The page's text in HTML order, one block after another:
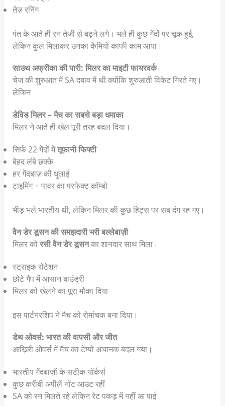
तेज़ रनिंग
पंत के आते ही रन तेजी से बढ़ने लगे। भले ही कुछ गेंदों पर चूक हुई,
लेकिन कुल मिलाकर उनका कैमियो काफी काम आया।
साउथ अफ्रीका की पारी: मिलर का माइटी फायरवर्क
चेज की शुरुआत में SA दबाव में थी क्योंकि शुरुआती विकेट गिरते गए।
लेकिन
डेविड मिलर – मैच का सबसे बड़ा धमाका
मिलर ने आते ही खेल पूरी तरह बदल दिया।
सिर्फ 22 गेंदों मेंतूफानी फिफ्टी
बेहद लंबे छक्के
हर गेंदबाज़ की धुलाई
टाइमिंग + पावर का परफेक्ट कॉम्बो
भीड़ भले भारतीय थी, लेकिन मिलर की कुछ हिट्स पर सब दंग रह गए।
वैन डेर डूसन की समझदारी भरी बल्लेबाज़ी
मिलर कोरसी वैन डेर डूसनका शानदार साथ मिला।
स्ट्राइक रोटेशन
छोटे गैप में आसान बाउंड्री
मिलर को खेलने का पूरा मौका दिया
इस पार्टनरशिप ने मैच को रोमांचक बना दिया।
डेथ ओवर्स: भारत की वापसी और जीत
आख़िरी ओवर्स में मैच का टेम्पो अचानक बदल गया।
भारतीय गेंदबाज़ों के सटीक यॉर्कर्स
कुछ करीबी अपीलें नॉट आउट रहीं
SA को रन मिलते रहे लेकिन रेट पकड़ में नहीं आ पाई